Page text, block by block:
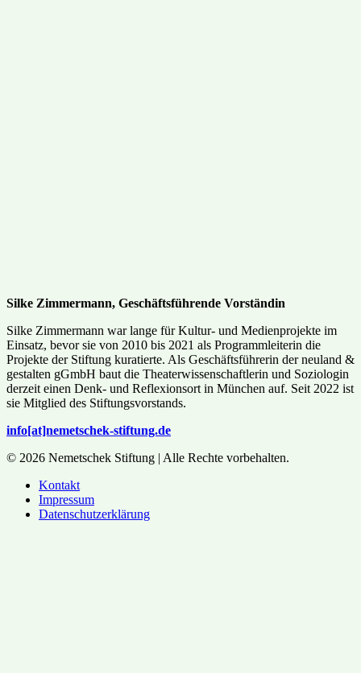
Silke Zimmermann, Geschäftsführende Vorständin
Silke Zimmermann war lange für Kultur- und Medienprojekte im
Einsatz, bevor sie von 2010 bis 2021 als Programmleiterin die
Projekte der Stiftung kuratierte. Als Geschäftsführerin der neuland &
gestalten gGmbH baut die Theaterwissenschaftlerin und Soziologin
derzeit einen Denk- und Reflexionsort in München auf. Seit 2022 ist
sie Mitglied des Stiftungsvorstands.
info[at]nemetschek-stiftung.de
© 2026 Nemetschek Stiftung | Alle Rechte vorbehalten.
Kontakt
Impressum
Datenschutzerklärung